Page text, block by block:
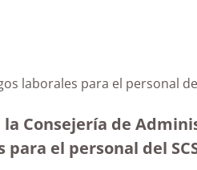
laborales para el personal
Consejería de
el personal del SCS